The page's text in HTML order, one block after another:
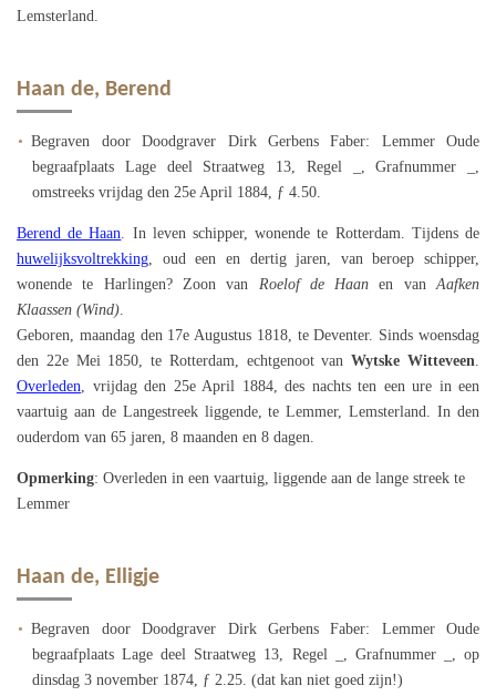
Lemsterland.
Haan de, Berend
Begraven door Doodgraver Dirk Gerbens Faber: Lemmer Oude
begraafplaats Lage deel Straatweg 13, Regel _, Grafnummer _,
omstreeks vrijdag den 25e April 1884, ƒ 4.50.
Berend de Haan. In leven schipper, wonende te Rotterdam. Tijdens de
huwelijksvoltrekking, oud een en dertig jaren, van beroep schipper,
wonende te Harlingen? Zoon van Roelof de Haan en vanAafken
Klaassen (Wind).
Geboren, maandag den 17e Augustus 1818, te Deventer. Sinds woensdag
den 22e Mei 1850, te Rotterdam, echtgenoot vanWytske Witteveen.
Overleden, vrijdag den 25e April 1884, des nachts ten een ure in een
vaartuig aan de Langestreek liggende, te Lemmer, Lemsterland. In den
ouderdom van 65 jaren, 8 maanden en 8 dagen.
Opmerking: Overleden in een vaartuig, liggende aan de lange streek te
Lemmer
Haan de, Elligje
Begraven door Doodgraver Dirk Gerbens Faber: Lemmer Oude
begraafplaats Lage deel Straatweg 13, Regel _, Grafnummer _, op
dinsdag 3 november 1874, ƒ 2.25. (dat kan niet goed zijn!)